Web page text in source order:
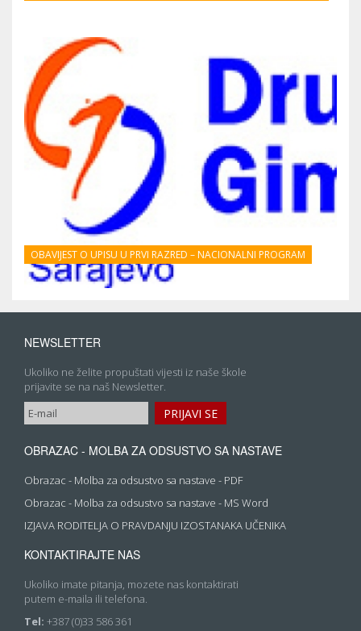
OBAVIJEST O UPISU U PRVI RAZRED – NACIONALNI PROGRAM
NEWSLETTER
Ukoliko ne želite propuštati vijesti iz naše škole
prijavite se na naš Newsletter.
OBRAZAC - MOLBA ZA ODSUSTVO SA NASTAVE
Obrazac - Molba za odsustvo sa nastave - PDF
Obrazac - Molba za odsustvo sa nastave - MS Word
IZJAVA RODITELJA O PRAVDANJU IZOSTANAKA UČENIKA
KONTAKTIRAJTE NAS
Ukoliko imate pitanja, mozete nas kontaktirati
putem e-maila ili telefona.
Tel: +387 (0)33 586 361